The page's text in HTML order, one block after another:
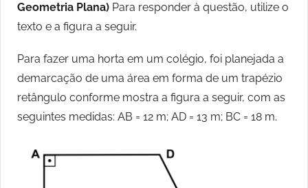
Geometria Plana) Para responder à questão, utilize o
texto e a figura a seguir.
Para fazer uma horta em um colégio, foi planejada a
demarcação de uma área em forma de um trapézio
retângulo conforme mostra a figura a seguir, com as
seguintes medidas: AB = 12 m; AD = 13 m; BC = 18 m.